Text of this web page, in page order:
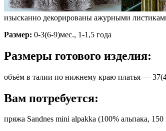
изысканно декорированы ажурными
Размер: 0-3(6-9)мес., 1-1,5 года
Размеры готового изделия:
объём в талии по нижнему краю платья —
Вам потребуется:
пряжа Sandnes mini alpakka (100% альпака,